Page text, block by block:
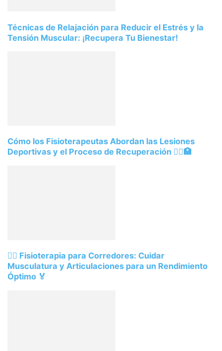
Técnicas de Relajación para Reducir el Estrés y la
Tensión Muscular: ¡Recupera Tu Bienestar!
Cómo los Fisioterapeutas Abordan las Lesiones
Deportivas y el Proceso de Recuperación 🏃‍♀️🏥
🏃‍♂️ Fisioterapia para Corredores: Cuidar
Musculatura y Articulaciones para un Rendimiento
Óptimo 🏅